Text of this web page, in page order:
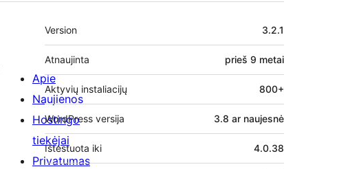
Metainformacija
Version 3.2.1
Atnaujinta prieš 9 metai
Aktyvių instaliacijų 800+
WordPress versija 3.8 ar naujesnė
Ištestuota iki 4.0.38
Apie
Naujienos
Hostingo
tiekėjai
Privatumas